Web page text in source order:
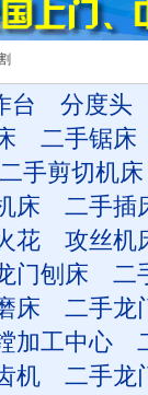
台
分度头
二手锯床
二手剪切机床
床
二手插
花
攻丝机
门刨床
二
床
二手龙
加工中心
机
二手龙